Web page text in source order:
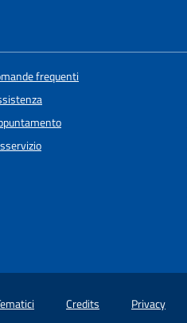
frequenti
Credits Privacy